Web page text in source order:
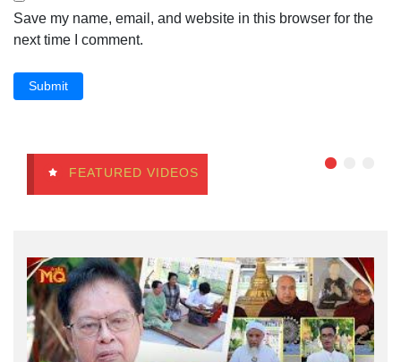
Save my name, email, and website in this browser for the
next time I comment.
Submit
FEATURED VIDEOS